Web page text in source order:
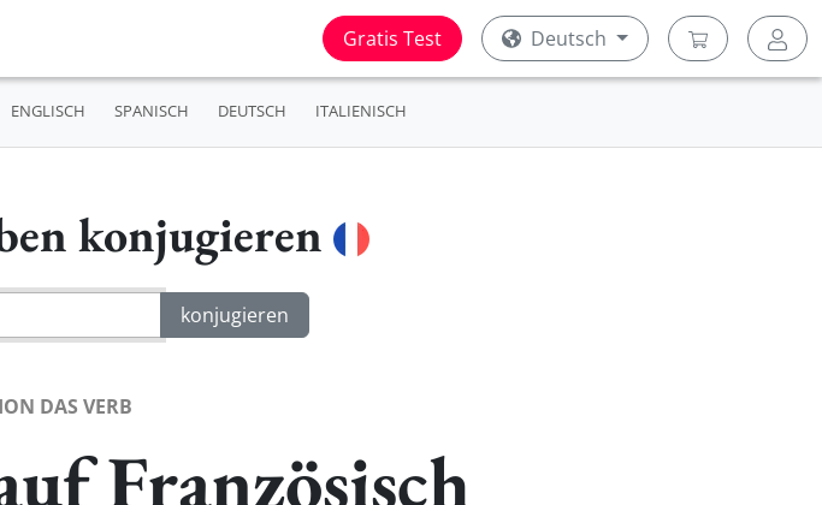
Gratis Test Deutsch
ENGLISCH SPANISCH DEUTSCH ITALIENISCH
konjugieren
DAS VERB
Französisch